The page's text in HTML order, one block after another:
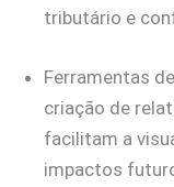
tributário e
Ferramentas
criação de
facilitam a
impactos